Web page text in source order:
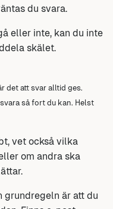
du svara.
eller inte, kan du inte
skälet.
det att svar alltid ges.
så fort du kan. Helst
vet också vilka
om andra ska
grundregeln är att du